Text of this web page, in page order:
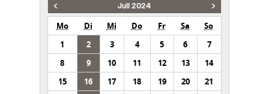
Juli 2024
Mo Di Mi Do Fr Sa
So
1
2 3 4 5 6
7
8
9 10 11 12 13
14
15
16 17 18 19 20
21